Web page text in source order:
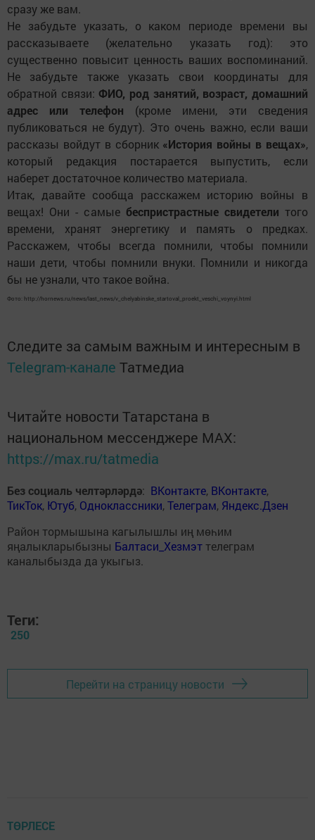
сразу же вам.
Не забудьте указать, о каком периоде времени вы
рассказываете (желательно указать год): это
существенно повысит ценность ваших воспоминаний.
Не забудьте также указать свои координаты для
обратной связи: ФИО, род занятий, возраст, домашний
адрес или телефон (кроме имени, эти сведения
публиковаться не будут). Это очень важно, если ваши
рассказы войдут в сборник «История войны в вещах»,
который редакция постарается выпустить, если
наберет достаточное количество материала.
Итак, давайте сообща расскажем историю войны в
вещах! Они - самые беспристрастные свидетели того
времени, хранят энергетику и память о предках.
Расскажем, чтобы всегда помнили, чтобы помнили
наши дети, чтобы помнили внуки. Помнили и никогда
бы не узнали, что такое война.
Фото: http://hornews.ru/news/last_news/v_chelyabinske_startoval_proekt_veschi_voynyi.html
Следите за самым важным и интересным в
Telegram-канале Татмедиа
Читайте новости Татарстана в
национальном мессенджере MАХ:
https://max.ru/tatmedia
Без социаль челтәрләрдә: ВКонтакте, ВКонтакте,
ТикТок, Ютуб, Одноклассники,Телеграм, Яндекс.Дзен
Район тормышына кагылышлы иң мөһим
яңалыкларыбызны Балтаси_Хезмэт телеграм
каналыбызда да укыгыз.
Теги:
250
Перейти на страницу новости
ТӨРЛЕСЕ